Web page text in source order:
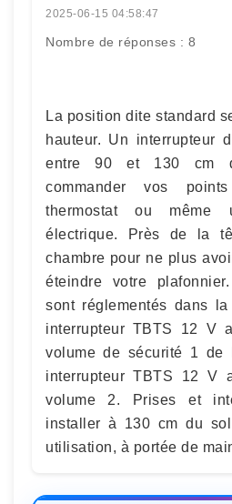
2025-06-15 04:58:47
Nombre de réponses : 8
La position dite standard
hauteur. Un interrupteur
entre 90 et 130 cm
commander vos
thermostat ou même
électrique. Près de la
chambre pour ne plus
éteindre votre
sont réglementés dans
interrupteur TBTS 12 V
volume de sécurité 1 de
interrupteur TBTS 12 V
volume 2. Prises et
installer à 130 cm du
utilisation, à portée de